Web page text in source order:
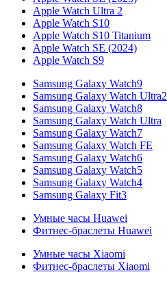
Apple Watch Ultra 2
Apple Watch S10
Apple Watch S10 Titanium
Apple Watch SE (2024)
Apple Watch S9
Samsung Galaxy Watch9
Samsung Galaxy Watch Ultra2
Samsung Galaxy Watch8
Samsung Galaxy Watch Ultra
Samsung Galaxy Watch7
Samsung Galaxy Watch FE
Samsung Galaxy Watch6
Samsung Galaxy Watch5
Samsung Galaxy Watch4
Samsung Galaxy Fit3
Умные часы Huawei
Фитнес-браслеты Huawei
Умные часы Xiaomi
Фитнес-браслеты Xiaomi